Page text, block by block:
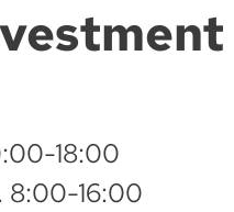
18:00
8:00-16:00